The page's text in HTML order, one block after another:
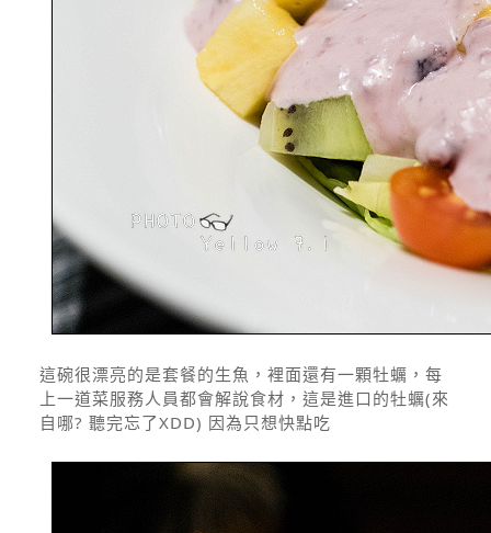
這碗很漂亮的是套餐的生魚，裡面還有一顆牡蠣，每
上一道菜服務人員都會解說食材，這是進口的牡蠣(來
自哪? 聽完忘了XDD) 因為只想快點吃